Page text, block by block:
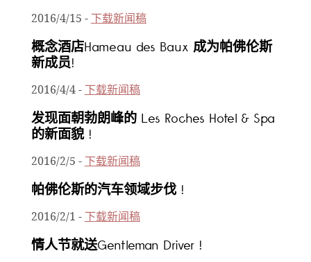
2016/4/15 - 下载新闻稿
概念酒店Hameau des Baux 成为帕佛伦斯
新成员!
2016/4/4- 下载新闻稿
发现面朝勃朗峰的 Les Roches Hotel & Spa
的新面貌 !
2016/2/5 - 下载新闻稿
帕佛伦斯的汽车领域步伐 !
2016/2/1 - 下载新闻稿
情人节就送Gentleman Driver !